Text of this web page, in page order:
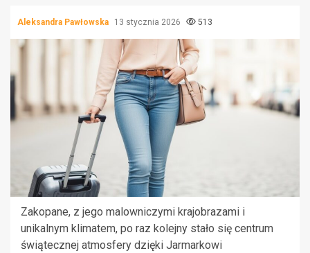
Aleksandra Pawłowska 13 stycznia 2026 513
Zakopane, z jego malowniczymi krajobrazami i
unikalnym klimatem, po raz kolejny stało się centrum
świątecznej atmosfery dzięki Jarmarkowi